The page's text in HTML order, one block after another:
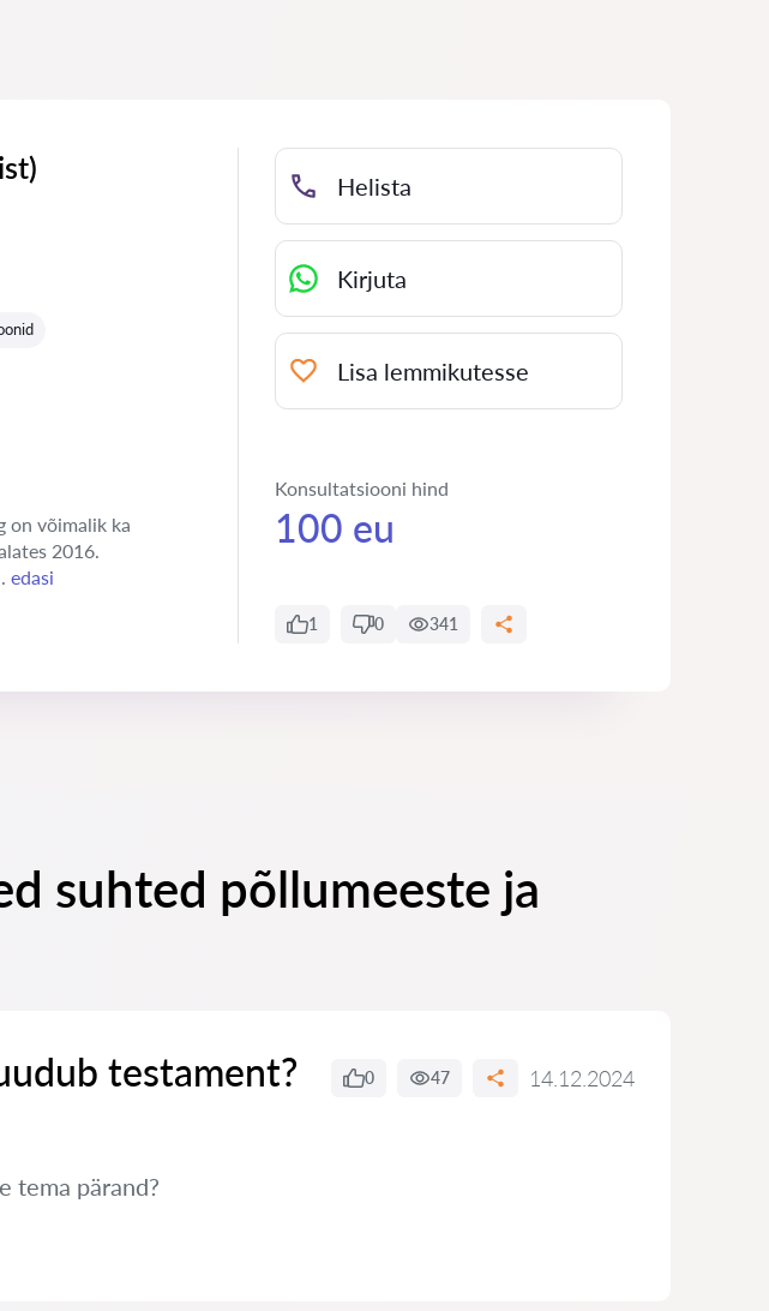
on võimalik ka
2016.
edasi
Helista
Kirjuta
Lisa lemmikutesse
Konsultatsiooni hind
100 eu
1 0 341
suhted põllumeeste ja
testament? 0 47 14.12.2024
tema pärand?